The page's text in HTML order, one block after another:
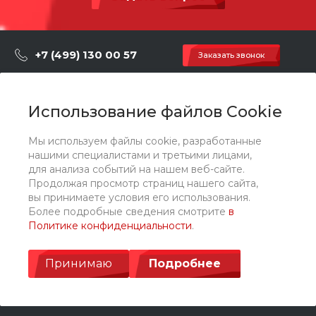
Использование файлов Cookie
Мы используем файлы cookie, разработанные
нашими специалистами и третьими лицами,
для анализа событий на нашем веб-сайте.
Продолжая просмотр страниц нашего сайта,
вы принимаете условия его использования.
Более подробные сведения смотрите в
Политике конфиденциальности.
Принимаю Подробнее
Способ установки Бетонирование
+7 (499) 130 00 57 Заказать звонок
г. Москва, Марксистская 3 стр.2
О компании
Каталог
Услуги